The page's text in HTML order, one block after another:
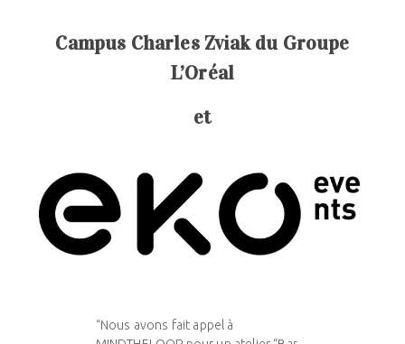
Campus Charles Zviakdu Groupe
L’Oréal
et
“Nous avons fait appel à